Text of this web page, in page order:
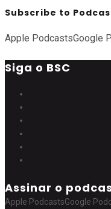
Subscribe to
Apple PodcastsGoogle
Siga o BSC
Assinar o
Apple PodcastsGoogle